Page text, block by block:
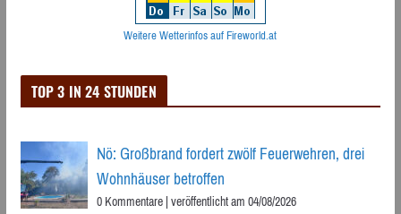
Weitere Wetterinfos auf Fireworld.at
TOP 3 IN 24 STUNDEN
Nö: Großbrand fordert zwölf Feuerwehren, drei
Wohnhäuser betroffen
0 Kommentare|veröffentlicht am 04/08/2026